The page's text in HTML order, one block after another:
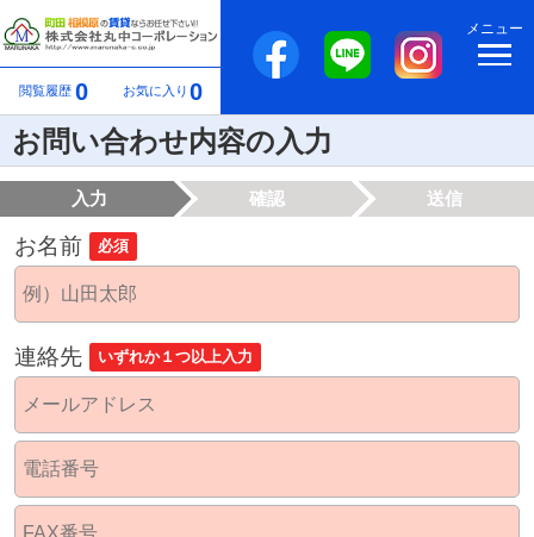
閲覧履歴 0 お気に入り 0
メニュー
お問い合わせ内容の入力
入力 確認 送信
お名前 必須
連絡先 いずれか１つ以上入力